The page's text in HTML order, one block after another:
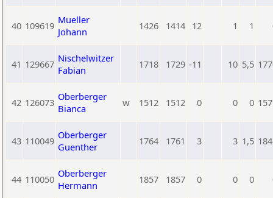
40 109619 Mueller
Johann
1426 1414 12 1 1
41 129667 Nischelwitzer
Fabian
1718 1729 -11 10 5,5
42 126073 Oberberger
Bianca
w 1512 1512 0 0 0
43 110049 Oberberger
Guenther
1764 1761 3 3 1,5
44 110050 Oberberger
Hermann
1857 1857 0 0 0